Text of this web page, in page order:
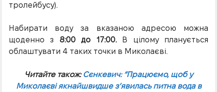
тролейбусу).
Набирати воду за вказаною адресою можна
щоденно з 8:00 до 17:00.В цілому планується
облаштувати 4 таких точки в Миколаєві.
Читайте також:Сєнкевич: “Працюємо, щоб у
Миколаєві якнайшвидше з’явилась питна вода в